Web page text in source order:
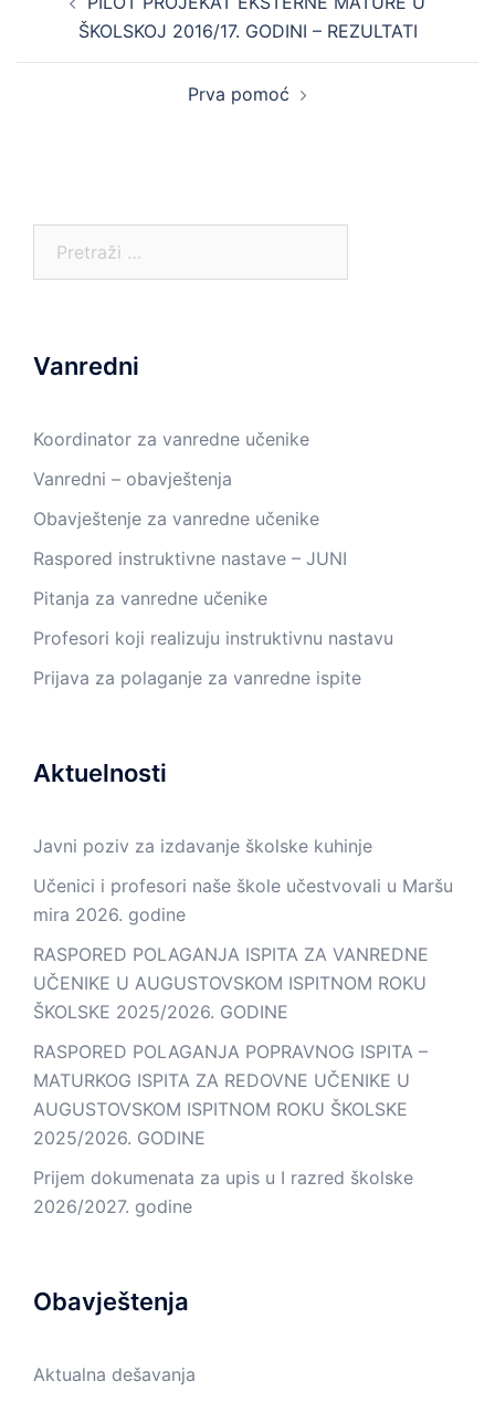
navigation
ŠKOLSKOJ 2016/17. GODINI – REZULTATI
Prva pomoć
Vanredni
Koordinator za vanredne učenike
Vanredni – obavještenja
Obavještenje za vanredne učenike
Raspored instruktivne nastave – JUNI
Pitanja za vanredne učenike
Profesori koji realizuju instruktivnu nastavu
Prijava za polaganje za vanredne ispite
Aktuelnosti
Javni poziv za izdavanje školske kuhinje
Učenici i profesori naše škole učestvovali u Maršu
mira 2026. godine
RASPORED POLAGANJA ISPITA ZA VANREDNE
UČENIKE U AUGUSTOVSKOM ISPITNOM ROKU
ŠKOLSKE 2025/2026. GODINE
RASPORED POLAGANJA POPRAVNOG ISPITA –
MATURKOG ISPITA ZA REDOVNE UČENIKE U
AUGUSTOVSKOM ISPITNOM ROKU ŠKOLSKE
2025/2026. GODINE
Prijem dokumenata za upis u I razred školske
2026/2027. godine
Obavještenja
Aktualna dešavanja